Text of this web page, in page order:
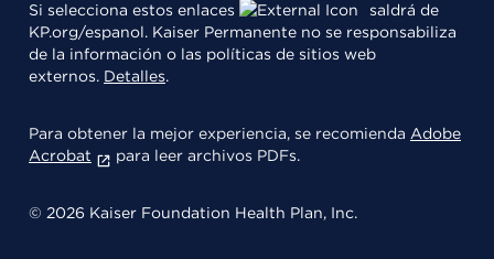
Si selecciona estos enlaces
saldrá de
KP.org/espanol. Kaiser Permanente no se responsabiliza
de la información o las políticas de sitios web
externos. Detalles.
Para obtener la mejor experiencia, se recomienda Adobe
Acrobat
para leer archivos PDFs.
© 2026 Kaiser Foundation Health Plan, Inc.